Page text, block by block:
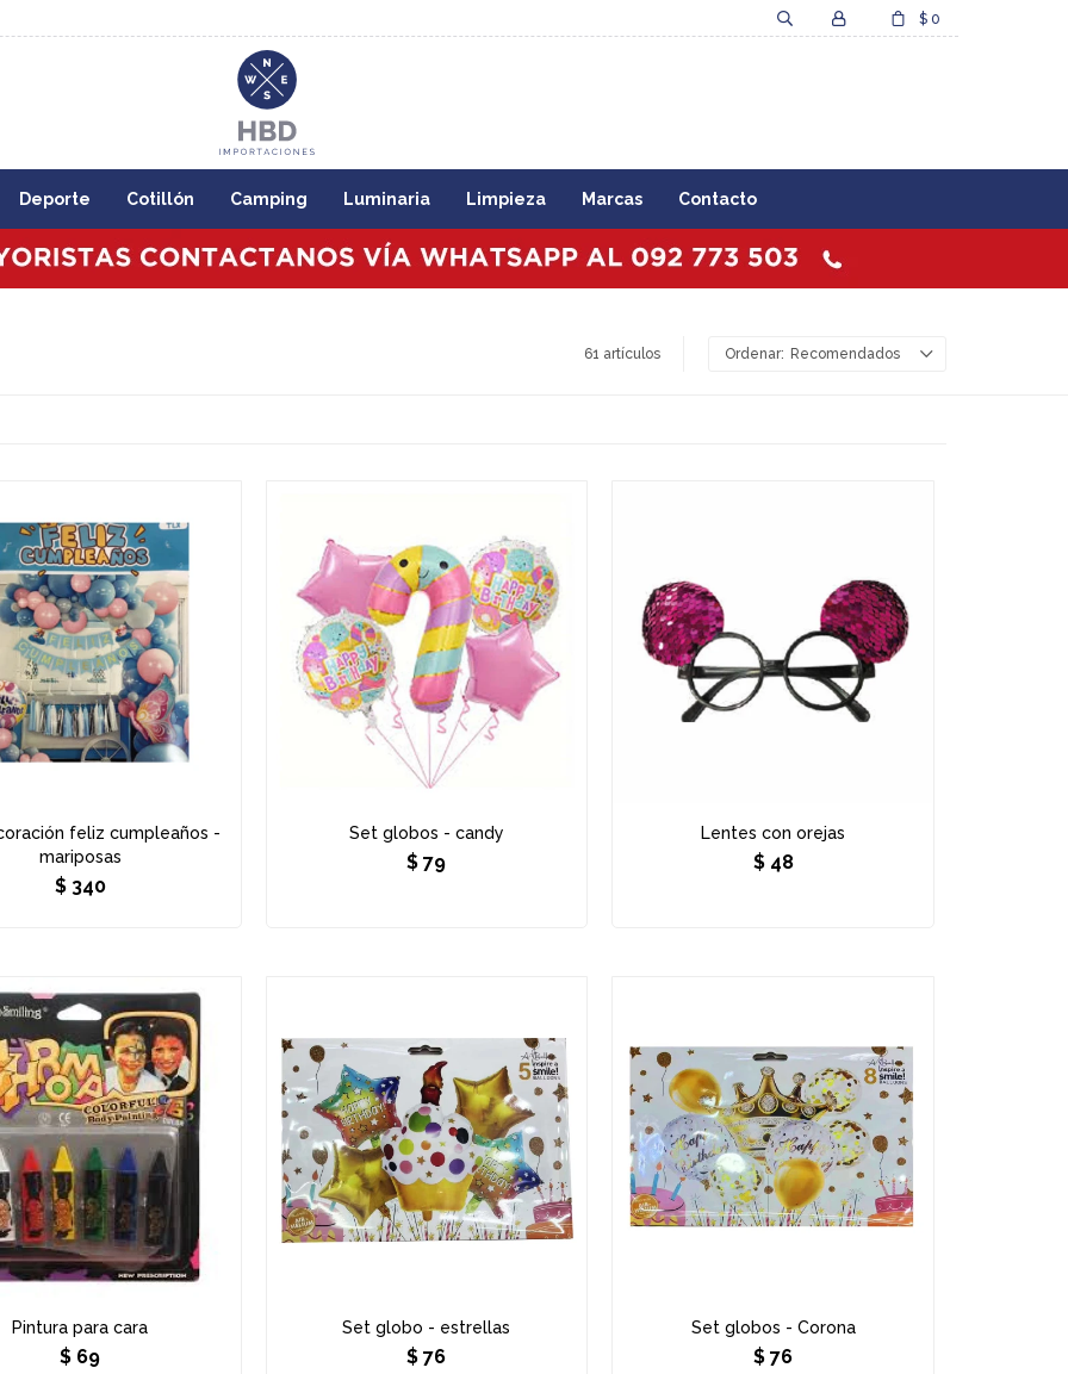
Deporte Cotillón Camping Luminaria Limpieza Marcas Contacto
$ 0
61 artículos Recomendados
feliz cumpleaños -
mariposas
$ 340
Set globos - candy
$ 79
Lentes con orejas
$ 48
Pintura para cara
$ 69
Set globo - estrellas
$ 76
Set globos - Corona
$ 76